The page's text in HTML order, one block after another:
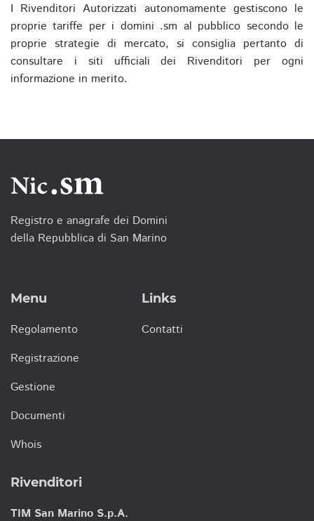
I Rivenditori Autorizzati autonomamente gestiscono le
proprie tariffe per i domini .sm al pubblico secondo le
proprie strategie di mercato, si consiglia pertanto di
consultare i siti ufficiali dei Rivenditori per ogni
informazione in merito.
Registro e anagrafe dei Domini
della Repubblica di San Marino
Menu
Regolamento
Registrazione
Gestione
Documenti
Whois
Links
Contatti
Rivenditori
TIM San Marino S.p.A.